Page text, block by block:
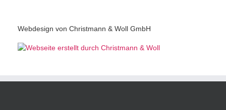
Webdesign von Christmann & Woll GmbH